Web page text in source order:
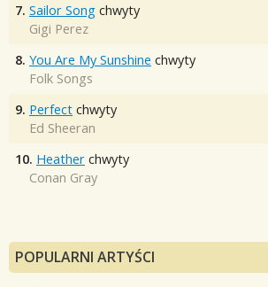
7. Sailor Song chwyty
Gigi Perez
8. You Are My Sunshine chwyty
Folk Songs
9. Perfect chwyty
Ed Sheeran
10. Heather chwyty
Conan Gray
POPULARNI ARTYŚCI